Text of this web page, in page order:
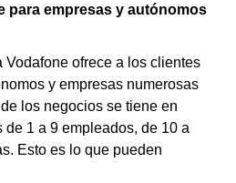
para empresas y autónomos
Vodafone ofrece a los clientes
y empresas numerosas
los negocios se tiene en
1 a 9 empleados, de 10 a
Esto es lo que pueden